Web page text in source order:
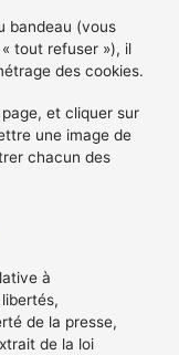
bandeau (vous
tout refuser »), il
des cookies.
et cliquer sur
une image de
chacun des
à
de la presse,
de la loi